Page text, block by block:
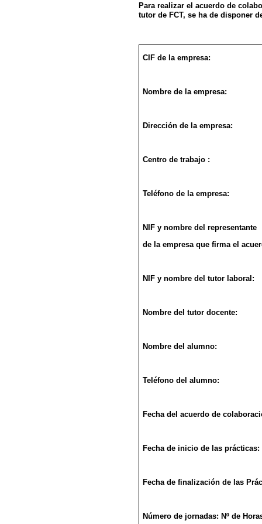
Para realizar el acuerdo de
tutor de FCT, se ha de disponer
CIF de la empresa:
Nombre de la empresa:
Dirección de la empresa:
Centro de trabajo :
Teléfono de la empresa:
NIF y nombre del representante
de la empresa que firma el
NIF y nombre del tutor laboral:
Nombre del tutor docente:
Nombre del alumno:
Teléfono del alumno:
Fecha del acuerdo de
Fecha de inicio de las prácticas:
Fecha de finalización de las
Número de jornadas: Nº de